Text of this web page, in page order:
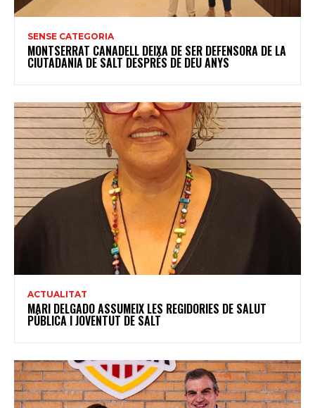
SENSE CATEGORIA
MONTSERRAT CANADELL DEIXA DE SER DEFENSORA DE LA
CIUTADANIA DE SALT DESPRÉS DE DEU ANYS
ACTUALITAT
MARI DELGADO ASSUMEIX LES REGIDORIES DE SALUT
PÚBLICA I JOVENTUT DE SALT